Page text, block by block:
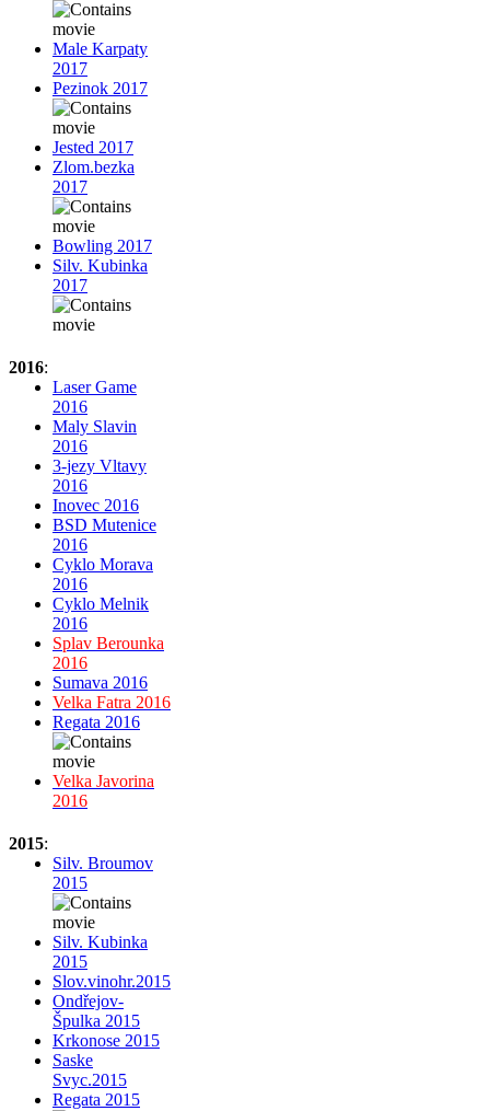
Male Karpaty
2017
Pezinok 2017
Jested 2017
Zlom.bezka
2017
Bowling 2017
Silv. Kubinka
2017
2016:
Laser Game
2016
Maly Slavin
2016
3-jezy Vltavy
2016
Inovec 2016
BSD Mutenice
2016
Cyklo Morava
2016
Cyklo Melnik
2016
Splav Berounka
2016
Sumava 2016
Velka Fatra 2016
Regata 2016
Velka Javorina
2016
2015:
Silv. Broumov
2015
Silv. Kubinka
2015
Slov.vinohr.2015
Ondřejov-
Špulka 2015
Krkonose 2015
Saske
Svyc.2015
Regata 2015